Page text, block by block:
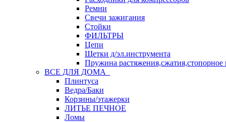
Ремни
Свечи зажигания
Стойки
ФИЛЬТРЫ
Цепи
Щетки д/эл.инструмента
Пружина растяжения,сжатия,стопорное
ВСЕ ДЛЯ ДОМА
Плинтуса
Ведра/Баки
Корзины/этажерки
ЛИТЬЕ ПЕЧНОЕ
Ломы